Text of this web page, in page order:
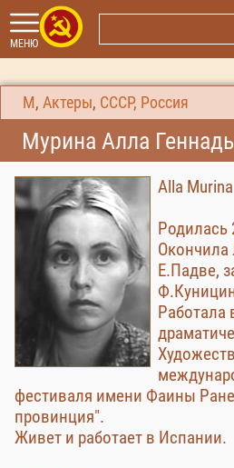
МЕНЮ
М , Актеры, СССР, Россия
Мурина Алла
Alla Murina
Родилась
Е.Падве,
фестиваля имени Фаины
провинция".
Живет и работает в Испании.